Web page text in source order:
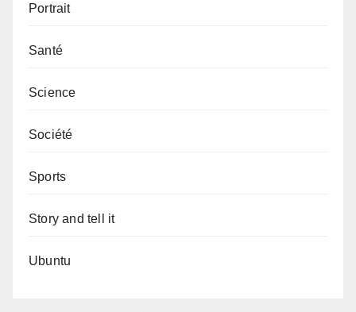
Portrait
Santé
Science
Société
Sports
Story and tell it
Ubuntu